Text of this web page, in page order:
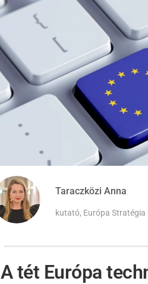
Taraczközi Anna
kutató, Európa
A tét Európa